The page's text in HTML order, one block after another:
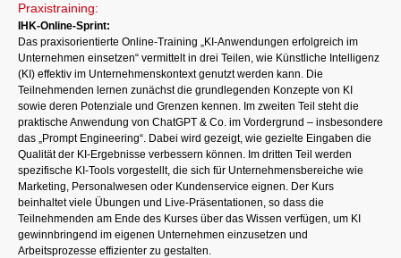
Praxistraining:
IHK-Online-Sprint:
Das praxisorientierte Online-Training „KI-Anwendungen erfolgreich im
Unternehmen einsetzen“ vermittelt in drei Teilen, wie Künstliche Intelligenz
(KI) effektiv im Unternehmenskontext genutzt werden kann. Die
Teilnehmenden lernen zunächst die grundlegenden Konzepte von KI
sowie deren Potenziale und Grenzen kennen. Im zweiten Teil steht die
praktische Anwendung von ChatGPT & Co. im Vordergrund – insbesondere
das „Prompt Engineering“. Dabei wird gezeigt, wie gezielte Eingaben die
Qualität der KI-Ergebnisse verbessern können. Im dritten Teil werden
spezifische KI-Tools vorgestellt, die sich für Unternehmensbereiche wie
Marketing, Personalwesen oder Kundenservice eignen. Der Kurs
beinhaltet viele Übungen und Live-Präsentationen, so dass die
Teilnehmenden am Ende des Kurses über das Wissen verfügen, um KI
gewinnbringend im eigenen Unternehmen einzusetzen und
Arbeitsprozesse effizienter zu gestalten.